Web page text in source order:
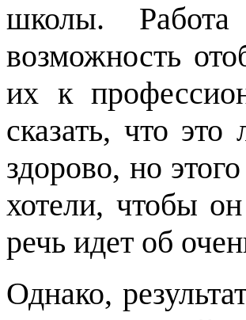
школы.
возможность
их к
сказать, что
здорово, но
хотели, чтобы
речь идет об
Однако,